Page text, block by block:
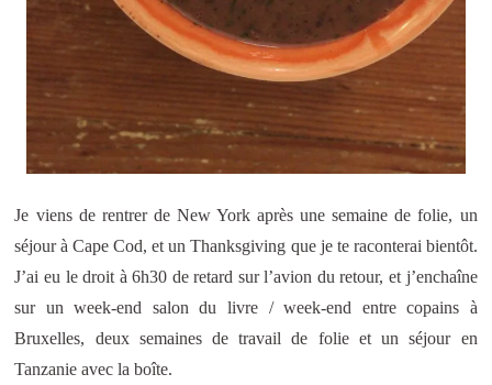
Je viens de rentrer de New York après une semaine de folie, un
séjour à Cape Cod, et un Thanksgiving que je te raconterai bientôt.
J’ai eu le droit à 6h30 de retard sur l’avion du retour, et j’enchaîne
sur un week-end salon du livre / week-end entre copains à
Bruxelles, deux semaines de travail de folie et un séjour en
Tanzanie avec la boîte.